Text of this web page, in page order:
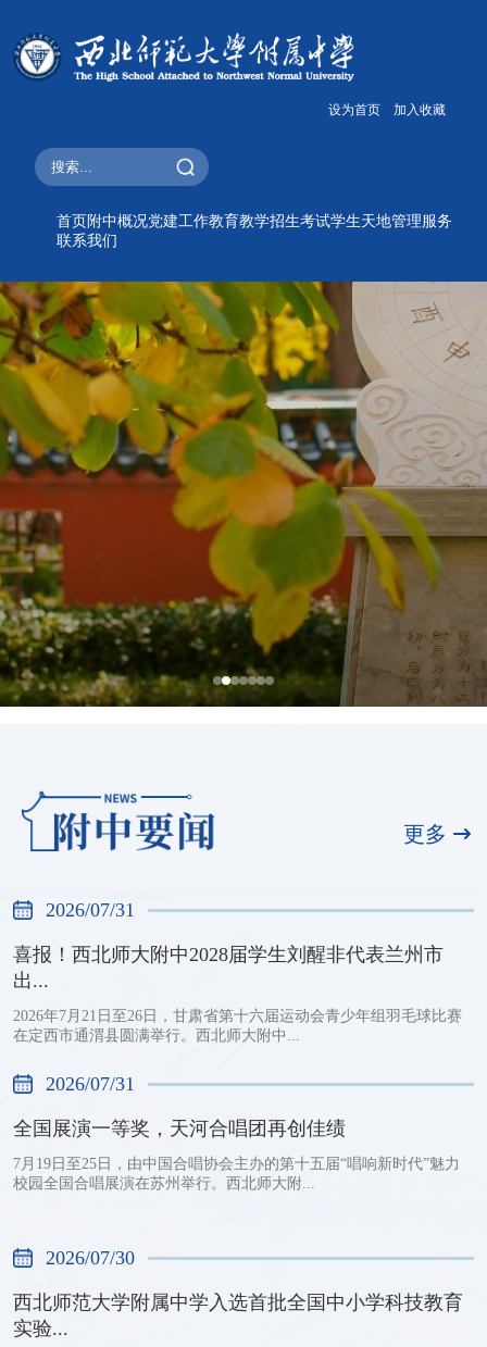
设为首页 加入收藏
首页 附中概况党建工作教育教学招生考试学生天地管理服务
联系我们
更多
全国展演一等奖，天河合唱团再创佳绩
2026/07/31
2026/07/31
喜报！西北师大附中2028届学生刘醒非代表兰州市
出...
2026年7月21日至26日，甘肃省第十六届运动会青少年组羽毛球比赛
在定西市通渭县圆满举行。西北师大附中...
2026/07/31
全国展演一等奖，天河合唱团再创佳绩
7月19日至25日，由中国合唱协会主办的第十五届“唱响新时代”魅力
校园全国合唱展演在苏州举行。西北师大附...
2026/07/30
西北师范大学附属中学入选首批全国中小学科技教育
实验...